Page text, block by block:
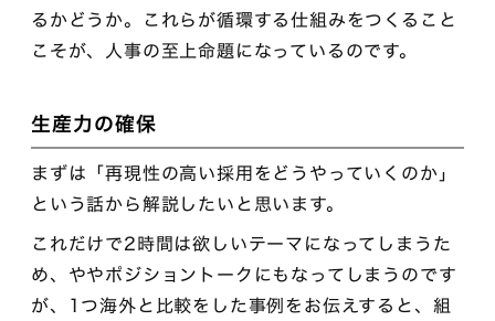
るかどうか。これらが循環する仕組みをつくること
こそが、人事の至上命題になっているのです。
生産力の確保
まずは「再現性の高い採用をどうやっていくのか」
という話から解説したいと思います。
これだけで2時間は欲しいテーマになってしまうた
め、ややポジショントークにもなってしまうのです
が、1つ海外と比較をした事例をお伝えすると、組